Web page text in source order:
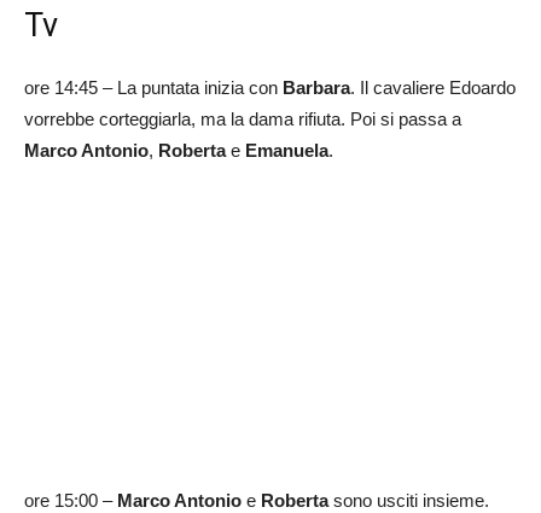
Tv
ore 14:45 – La puntata inizia con Barbara. Il cavaliere Edoardo
vorrebbe corteggiarla, ma la dama rifiuta. Poi si passa a
Marco Antonio, Robertae Emanuela.
ore 15:00 – Marco Antonio e Robertasono usciti insieme.